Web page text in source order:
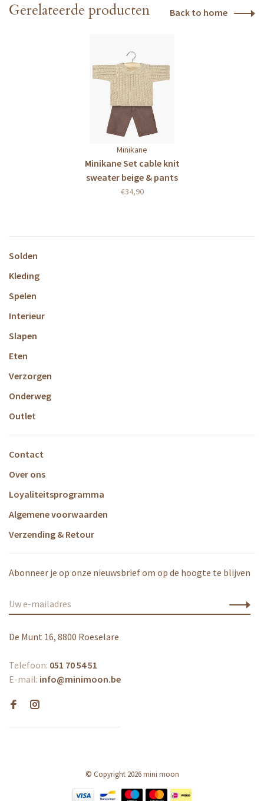
Gerelateerde producten Back to home
Minikane
Minikane Set cable knit
sweater beige & pants
chestnut
€34,90
Solden
Kleding
Spelen
Interieur
Slapen
Eten
Verzorgen
Onderweg
Outlet
Contact
Over ons
Loyaliteitsprogramma
Algemene voorwaarden
Verzending & Retour
Abonneer je op onze nieuwsbrief om op de hoogte te blijven
De Munt 16, 8800 Roeselare
Telefoon: 051 70 54 51
E-mail: info@minimoon.be
© Copyright 2026 mini moon